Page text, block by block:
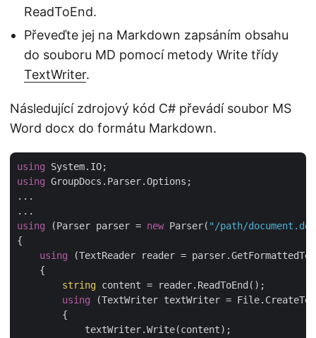
ReadToEnd.
Převeďte jej na Markdown zapsáním obsahu
do souboru MD pomocí metody Write třídy
TextWriter.
Následující zdrojový kód C# převádí soubor MS
Word docx do formátu Markdown.
using
using GroupDocs.Parser.Options;
...
using (Parser parser = new Parser( "/path/
{
using (TextReader reader =
    {
string content = reader.ReadToEnd();
using (TextWriter textWriter =
        {
            textWriter.Write(content);